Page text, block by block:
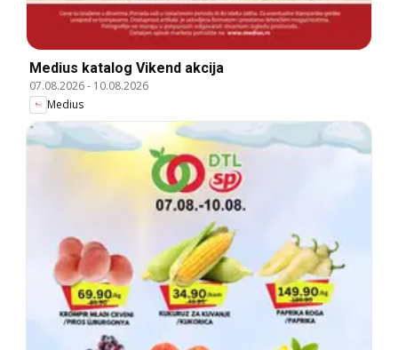
Medius katalog Vikend akcija
07.08.2026- 10.08.2026
Medius